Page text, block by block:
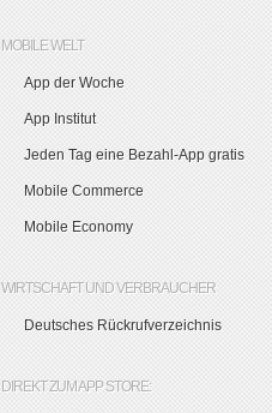
MOBILE WELT
App der Woche
App Institut
Jeden Tag eine Bezahl-App gratis
Mobile Commerce
Mobile Economy
WIRTSCHAFT UND VERBRAUCHER
Deutsches Rückrufverzeichnis
DIREKT ZUM APP STORE: